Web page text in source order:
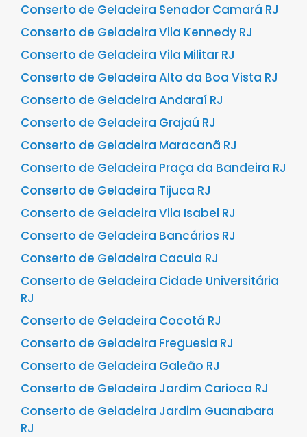
Conserto de Geladeira Senador Camará RJ
Conserto de Geladeira Vila Kennedy RJ
Conserto de Geladeira Vila Militar RJ
Conserto de Geladeira Alto da Boa Vista RJ
Conserto de Geladeira Andaraí RJ
Conserto de Geladeira Grajaú RJ
Conserto de Geladeira Maracanã RJ
Conserto de Geladeira Praça da Bandeira RJ
Conserto de Geladeira Tijuca RJ
Conserto de Geladeira Vila Isabel RJ
Conserto de Geladeira Bancários RJ
Conserto de Geladeira Cacuia RJ
Conserto de Geladeira Cidade Universitária
RJ
Conserto de Geladeira Cocotá RJ
Conserto de Geladeira Freguesia RJ
Conserto de Geladeira Galeão RJ
Conserto de Geladeira Jardim Carioca RJ
Conserto de Geladeira Jardim Guanabara
RJ